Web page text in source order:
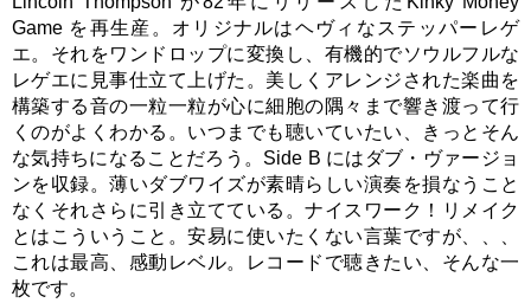
Game を再生産。オリジナルはヘヴィなステッパーレゲ
エ。それをワンドロップに変換し、有機的でソウルフルな
レゲエに見事仕立て上げた。美しくアレンジされた楽曲を
構築する音の一粒一粒が心に細胞の隅々まで響き渡って行
くのがよくわかる。いつまでも聴いていたい、きっとそん
な気持ちになることだろう。Side B にはダブ・ヴァージョ
ンを収録。薄いダブワイズが素晴らしい演奏を損なうこと
なくそれさらに引き立てている。ナイスワーク！リメイク
とはこういうこと。安易に使いたくない言葉ですが、、、
これは最高、感動レベル。レコードで聴きたい、そんな一
枚です。